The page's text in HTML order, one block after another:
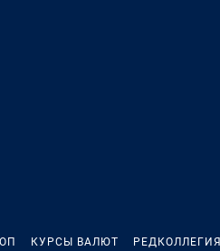
КУРСЫ ВАЛЮТ РЕДКОЛЛЕГИЯ